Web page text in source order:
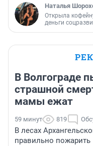
Наталья
Открыла
деньги
В Волгограде
страшной
мамы ежат
59 минут 819
В лесах
правильно пожарить